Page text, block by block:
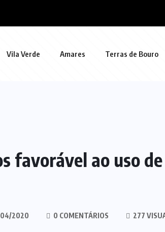
Vila Verde Amares Terras de Bouro
favorável ao uso
2020 0 COMENTÁRIOS 277